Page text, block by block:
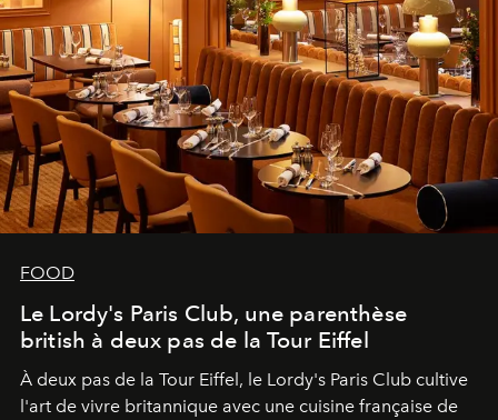
FOOD
Le Lordy's Paris Club, une parenthèse
british à deux pas de la Tour Eiffel
À deux pas de la Tour Eiffel, le Lordy's Paris Club cultive
l'art de vivre britannique avec une cuisine française de